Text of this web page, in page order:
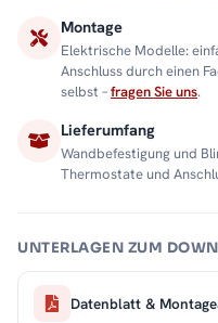
Montage
Elektrische Modelle:
Anschluss durch einen
selbst –fragen Sie uns.
Lieferumfang
Wandbefestigung und
Thermostate und
UNTERLAGEN ZUM
Datenblatt &